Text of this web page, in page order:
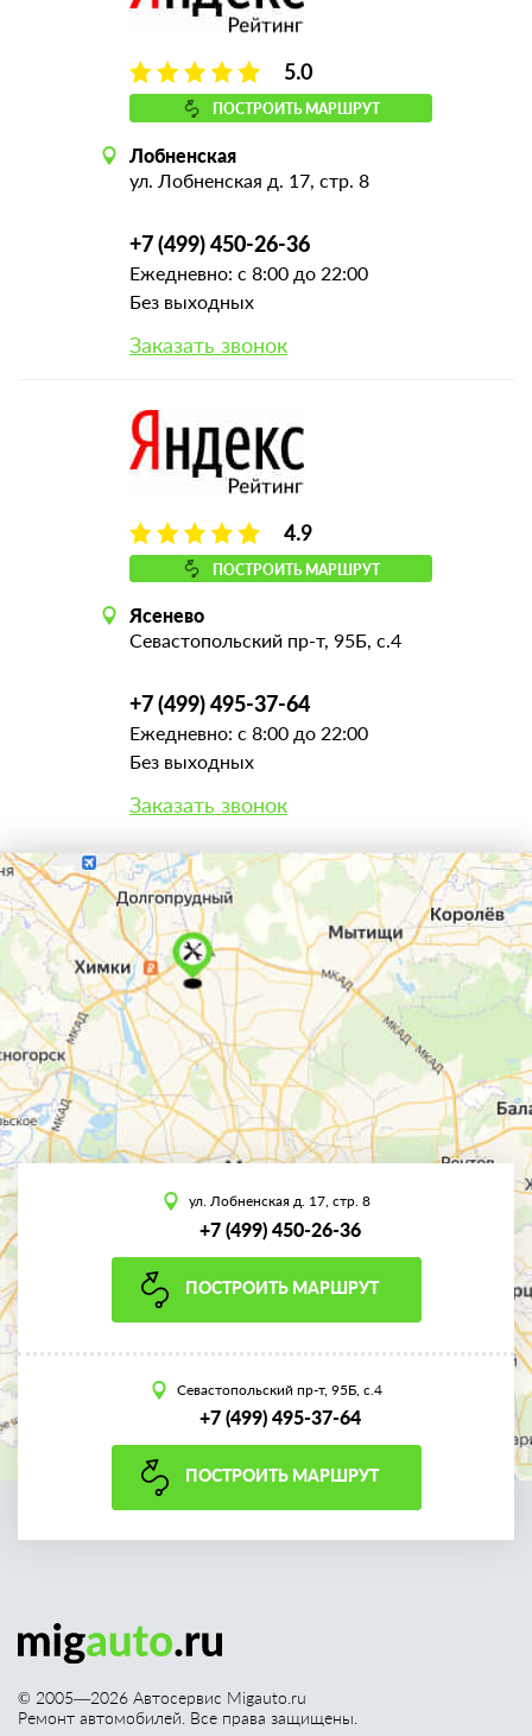
5.0
ПОСТРОИТЬ МАРШРУТ
Лобненская
ул. Лобненская д. 17, стр. 8
+7 (499) 450-26-36
Ежедневно: с 8:00 до 22:00
Без выходных
Заказать звонок
4.9
ПОСТРОИТЬ МАРШРУТ
Ясенево
Севастопольский пр-т, 95Б, с.4
+7 (499) 495-37-64
Ежедневно: с 8:00 до 22:00
Без выходных
Заказать звонок
ул. Лобненская д. 17, стр. 8
+7 (499) 450-26-36
ПОСТРОИТЬ МАРШРУТ
Севастопольский пр-т, 95Б, с.4
+7 (499) 495-37-64
ПОСТРОИТЬ МАРШРУТ
© 2005—2026 Автосервис Migauto.ru
Ремонт автомобилей. Все права защищены.